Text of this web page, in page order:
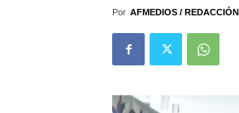
Por AFMEDIOS / REDACCIÓN